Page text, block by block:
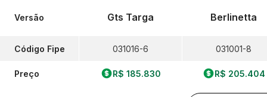
Versão
Código Fipe
Preço
Gts Targa
031016-6
R$ 185.830
Berlinetta
031001-8
R$ 205.404